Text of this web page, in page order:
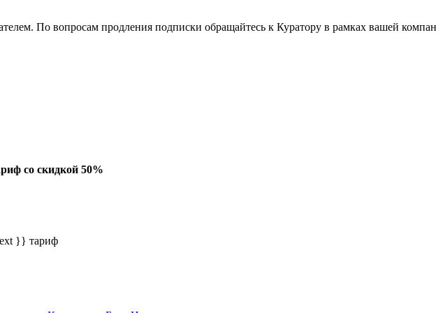
По вопросам продления подписки обращайтесь к Куратору в рамках вашей
со скидкой 50%
}} тариф